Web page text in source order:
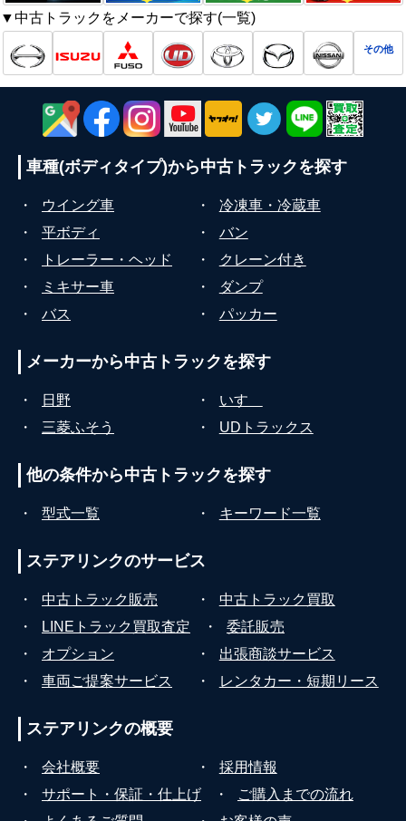
▼中古トラックをメーカーで探す(一覧)
その他
車種(ボディタイプ)から中古トラックを探す
・ ウイング車 ・
冷凍車・冷蔵車
・
平ボディ ・
バン
・
トレーラー・ヘッド ・
クレーン付き
・
ミキサー車 ・
ダンプ
・
バス ・ パッカー
メーカーから中古トラックを探す
・ 日野 ・
いすゞ
・
三菱ふそう ・ UDトラックス
他の条件から中古トラックを探す
・ 型式一覧 ・ キーワード一覧
ステアリンクのサービス
・ 中古トラック販売 ・
中古トラック買取
・
LINEトラック買取査定 ・
委託販売
・
オプション ・
出張商談サービス
・
車両ご提案サービス ・ レンタカー・短期リース
ステアリンクの概要
・ 会社概要 ・
採用情報
・
サポート・保証・仕上げ ・
ご購入までの流れ